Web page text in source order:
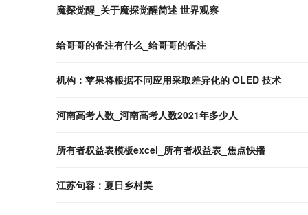
魔探觉醒_关于魔探觉醒简述 世界观察
给哥哥的备注有什么_给哥哥的备注
机构：苹果将根据不同应用采取差异化的 OLED 技术
河南高考人数_河南高考人数2021年多少人
所有者权益表模板excel_所有者权益表_焦点快播
江苏句容：夏日乡村美